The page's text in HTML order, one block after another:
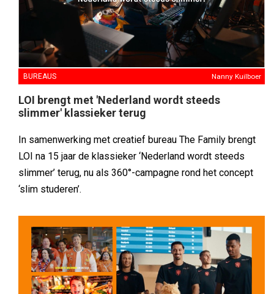
BUREAUS Nanny Kuilboer
LOI brengt met 'Nederland wordt steeds
slimmer' klassieker terug
In samenwerking met creatief bureau The Family brengt
LOI na 15 jaar de klassieker ‘Nederland wordt steeds
slimmer’ terug, nu als 360°-campagne rond het concept
‘slim studeren’.